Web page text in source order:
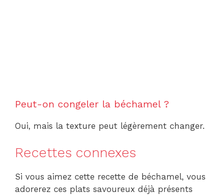
Peut-on congeler la béchamel ?
Oui, mais la texture peut légèrement changer.
Recettes connexes
Si vous aimez cette recette de béchamel, vous
adorerez ces plats savoureux déjà présents